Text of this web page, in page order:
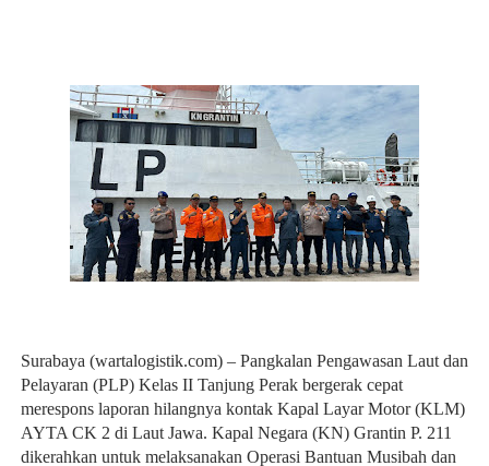
Surabaya (wartalogistik.com) – Pangkalan Pengawasan Laut dan
Pelayaran (PLP) Kelas II Tanjung Perak bergerak cepat
merespons laporan hilangnya kontak Kapal Layar Motor (KLM)
AYTA CK 2 di Laut Jawa. Kapal Negara (KN) Grantin P. 211
dikerahkan untuk melaksanakan Operasi Bantuan Musibah dan